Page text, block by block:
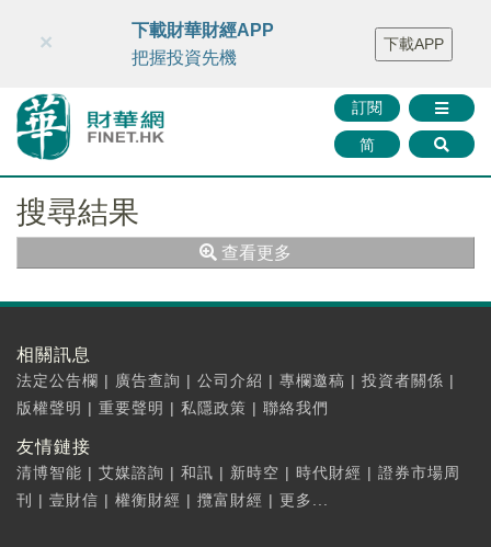
財華智庫網 FINTV FINMETA 財華證券 媒體矩陣
智庫沙龍
聯絡我們
訂閱
简
×
下載財華財經APP
把握投資先機
下載APP
搜尋結果
查看更多
相關訊息
法定公告欄 | 廣告查詢 | 公司介紹 | 專欄邀稿 | 投資者關係 |
版權聲明 | 重要聲明 | 私隱政策 | 聯絡我們
友情鏈接
清博智能 | 艾媒諮詢 | 和訊 | 新時空 | 時代財經 | 證券市場周
刊
| 壹財信 | 權衡財經 | 攬富財經 | 更多...